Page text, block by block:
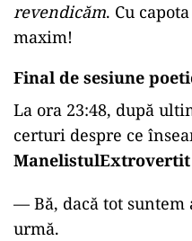
revendicăm. Cu
maxim!
Final de sesiune
La ora 23:48, după
certuri despre ce
ManelistulExtrovertit
— Bă, dacă tot
urmă.